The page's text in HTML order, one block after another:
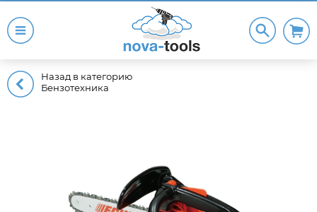
Назад в категорию
Бензотехника